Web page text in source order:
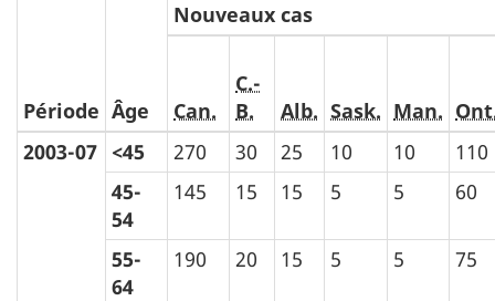
Période Âge
Nouveaux cas
Can.
C.-
B.
Alb. Sask. Man.
2003-07 <45 270 30 25 10 10
110
45-
54
145 15 15 5 5 60
55-
64
190 20 15 5 5 75